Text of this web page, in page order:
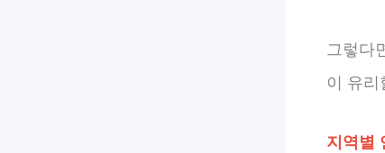
그렇다
이 유리
지역별